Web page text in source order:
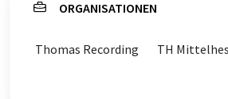
ORGANISATIONEN
Thomas Recording TH